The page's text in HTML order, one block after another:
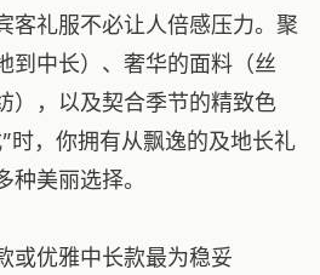
客礼服不必让人倍感压力。聚
到中长）、奢华的面料（丝
），以及契合季节的精致色
时，你拥有从飘逸的及地长礼
种美丽选择。
或优雅中长款最为稳妥